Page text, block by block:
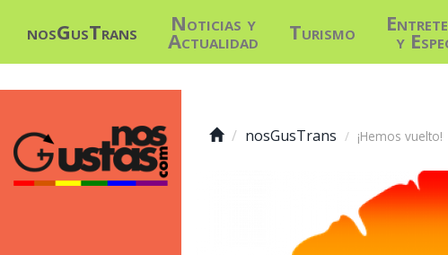
nosGusTrans Noticias y
Actualidad Turismo y
nosGusTrans ¡Hemos vuelto!